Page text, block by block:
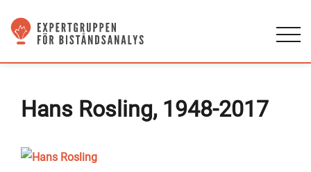
Hans Rosling, 1948-2017